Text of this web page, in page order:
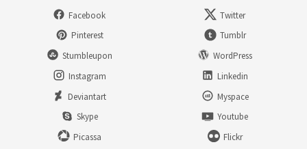
Facebook
Twitter
Pinterest
Tumblr
Stumbleupon
WordPress
Instagram
Linkedin
Deviantart
Myspace
Skype
Youtube
Picassa
Flickr